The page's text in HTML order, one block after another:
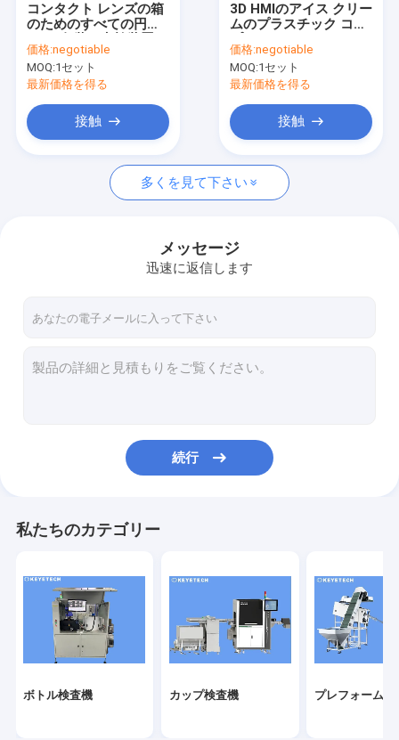
私達に連絡しなさい
ニュース
引用を要求しなさい
ボトル検査機
プレフォーム検査機
IML検査機
コンタクト レンズの箱
のためのすべての円形
ステム
価格:negotiable
MOQ:1セット
最新価格を得る
接触
3D HMIのアイス クリー
ムのプラスチック コッ
の表面の点検装置機械
価格:negotiable
MOQ:1セット
最新価格を得る
接触
多くを見て下さい
メッセージ
迅速に返信します
続行
私たちのカテゴリー
ボトル検査機 カップ検査機 プレフォーム検